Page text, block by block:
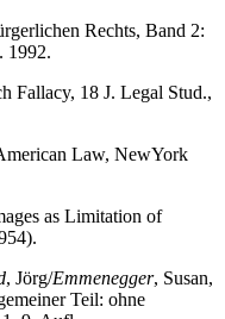
Rechts, Band 2:
1992.
Fallacy, 18 J. Legal Stud.,
Law, NewYork
as Limitation of
, Jörg/Emmenegger, Susan,
Teil: ohne